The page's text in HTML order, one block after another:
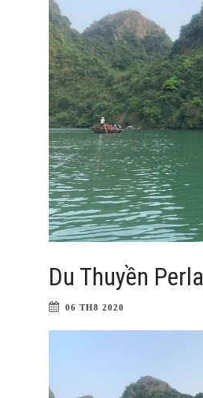
Du Thuyền
06 TH8 2020